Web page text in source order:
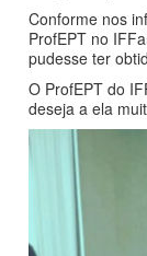
Conforme nos
ProfEPT no
pudesse ter
O ProfEPT do
deseja a ela